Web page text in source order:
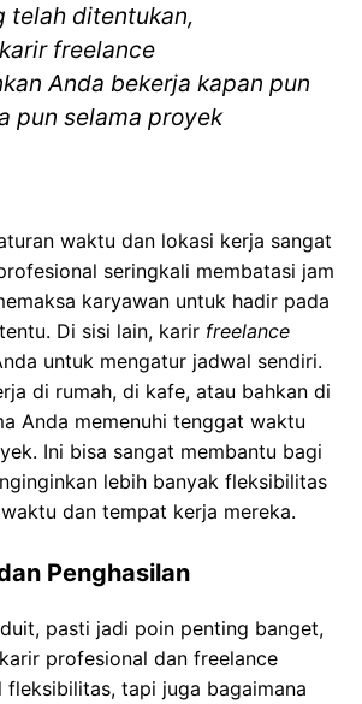
telah ditentukan,
freelance
Anda bekerja kapan pun
pun selama proyek
waktu dan lokasi kerja sangat
seringkali membatasi jam
karyawan untuk hadir pada
Di sisi lain, karir freelance
untuk mengatur jadwal sendiri.
di rumah, di kafe, atau bahkan di
Anda memenuhi tenggat waktu
Ini bisa sangat membantu bagi
lebih banyak fleksibilitas
dan tempat kerja mereka.
Penghasilan
pasti jadi poin penting banget,
profesional dan freelance
fleksibilitas, tapi juga bagaimana